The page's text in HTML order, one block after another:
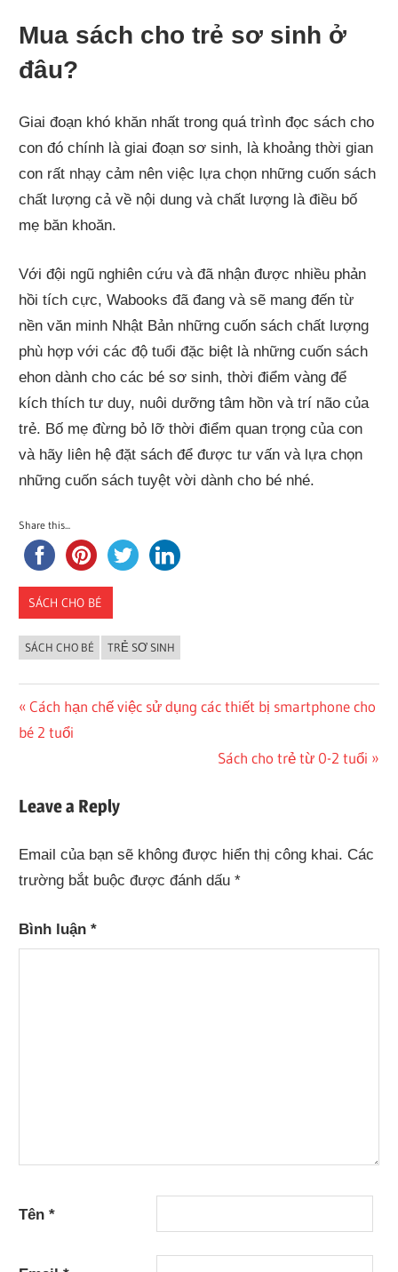
Mua sách cho trẻ sơ sinh ở
đâu?
Giai đoạn khó khăn nhất trong quá trình đọc sách cho
con đó chính là giai đoạn sơ sinh, là khoảng thời gian
con rất nhạy cảm nên việc lựa chọn những cuốn sách
chất lượng cả về nội dung và chất lượng là điều bố
mẹ băn khoăn.
Với đội ngũ nghiên cứu và đã nhận được nhiều phản
hồi tích cực, Wabooks đã đang và sẽ mang đến từ
nền văn minh Nhật Bản những cuốn sách chất lượng
phù hợp với các độ tuổi đặc biệt là những cuốn sách
ehon dành cho các bé sơ sinh, thời điểm vàng để
kích thích tư duy, nuôi dưỡng tâm hồn và trí não của
trẻ. Bố mẹ đừng bỏ lỡ thời điểm quan trọng của con
và hãy liên hệ đặt sách để được tư vấn và lựa chọn
những cuốn sách tuyệt vời dành cho bé nhé.
Share this...
SÁCH CHO BÉ
SÁCH CHO BÉ TRẺ SƠ SINH
Điều
hướng
viết
Previous
Post:
Cách hạn chế việc sử dụng các thiết bị smartphone cho
bé 2 tuổi
Next
Sách cho trẻ từ 0-2 tuổi
Leave a Reply
Email của bạn sẽ không được hiển thị công khai. Các
trường bắt buộc được đánh dấu*
Bình luận*
Tên*